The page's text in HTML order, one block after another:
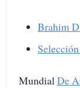
Brahim
MundialDe